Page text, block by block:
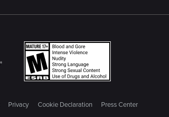
Privacy Cookie Declaration Press Center